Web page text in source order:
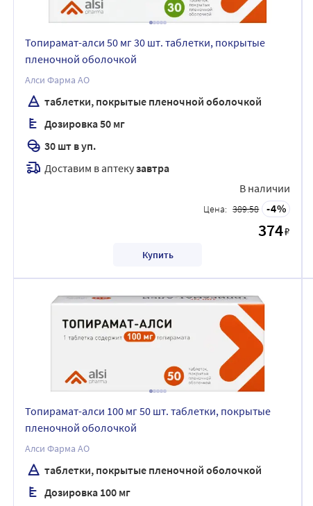
Топирамат-алси 50 мг 30 шт. таблетки, покрытые
пленочной оболочкой
Алси Фарма АО
таблетки, покрытые пленочной оболочкой
Дозировка 50 мг
30 шт в уп.
Доставим в аптекузавтра
В наличии
Цена: 389.58 4
374₽
Купить
Топирамат-алси 100 мг 50 шт. таблетки, покрытые
пленочной оболочкой
Алси Фарма АО
таблетки, покрытые пленочной оболочкой
Дозировка 100 мг